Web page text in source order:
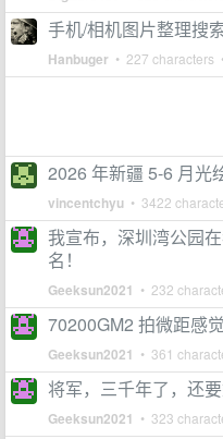
手机/相机图片整理搜
Hanbuger • 227 characters
2026 年新疆 5-6 月光
vincentchyu • 3422
我宣布，深圳湾公园
名！
Geeksun2021 • 232
70200GM2 拍微距感
Geeksun2021 • 361
将军，三千年了，还
Geeksun2021 • 323